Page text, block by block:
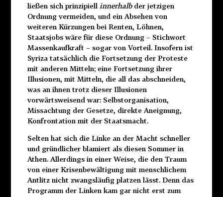
ließen sich prinzipiell innerhalbder jetzigen
Ordnung vermeiden, und ein Absehen von
weiteren Kürzungen bei Renten, Löhnen,
Staatsjobs wäre für diese Ordnung – Stichwort
Massenkaufkraft – sogar von Vorteil. Insofern ist
Syriza tatsächlich die Fortsetzung der Proteste
mit anderen Mitteln; eine Fortsetzung ihrer
Illusionen, mit Mitteln, die all das abschneiden,
was an ihnen trotz dieser Illusionen
vorwärtsweisend war: Selbstorganisation,
Missachtung der Gesetze, direkte Aneignung,
Konfrontation mit der Staatsmacht.
Selten hat sich die Linke an der Macht schneller
und gründlicher blamiert als diesen Sommer in
Athen. Allerdings in einer Weise, die den Traum
von einer Krisenbewältigung mit menschlichem
Antlitz nicht zwangsläufig platzen lässt. Denn das
Programm der Linken kam gar nicht erst zum